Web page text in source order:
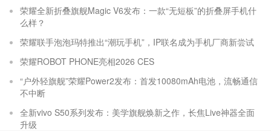
荣耀全新折叠旗舰Magic V6发布：一款“无短板”的折叠屏手机什
么样？
荣耀联手泡泡玛特推出“潮玩手机”，IP联名成为手机厂商新尝试
荣耀ROBOT PHONE亮相2026 CES
“户外轻旗舰”荣耀Power2发布：首发10080mAh电池，流畅通信
不中断
全新vivo S50系列发布：美学旗舰焕新之作，长焦Live神器全面
升级